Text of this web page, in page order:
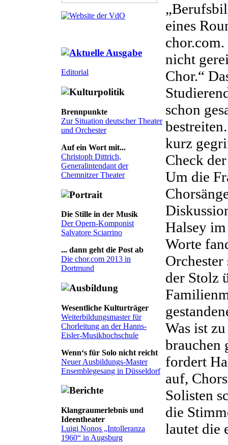
Editorial
Brennpunkte
Zur Situation deutscher Theater
und Orchester
Auf ein Wort mit...
Christoph Dittrich,
Generalintendant der
Chemnitzer Theater
Die Stille in der Musik
Der Opern-Komponist
Salvatore Sciarrino
... dann geht die Post ab
Die chor.com 2013 in
Dortmund
Wesentliche Kulturträger
Weiterbildungsmaster für
Chorleitung an der Hanns-
Eisler-Musikhochschule
Wenn‘s für Solo nicht reicht
Neuer Ausbildungs-Master
Ensemblegesang in Düsseldorf
Klangraumerlebnis und
Ideentheater
Luigi Nonos „Intolleranza
1960“ in Augsburg
eines
nicht
Chor.“
schon
kurz
Check
Um die
Halsey
Worte
der Stolz
Was ist
brauchen
fordert
auf,
Solisten
die
lautet die